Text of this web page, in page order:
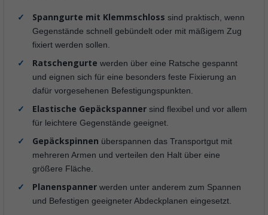
Spanngurte mit Klemmschloss sind praktisch, wenn
Gegenstände schnell gebündelt oder mit mäßigem Zug
fixiert werden sollen.
Ratschengurte werden über eine Ratsche gespannt
und eignen sich für eine besonders feste Fixierung an
dafür vorgesehenen Befestigungspunkten.
Elastische Gepäckspanner sind flexibel und vor allem
für leichtere Gegenstände geeignet.
Gepäckspinnen überspannen das Transportgut mit
mehreren Armen und verteilen den Halt über eine
größere Fläche.
Planenspanner werden unter anderem zum Spannen
und Befestigen geeigneter Abdeckplanen eingesetzt.